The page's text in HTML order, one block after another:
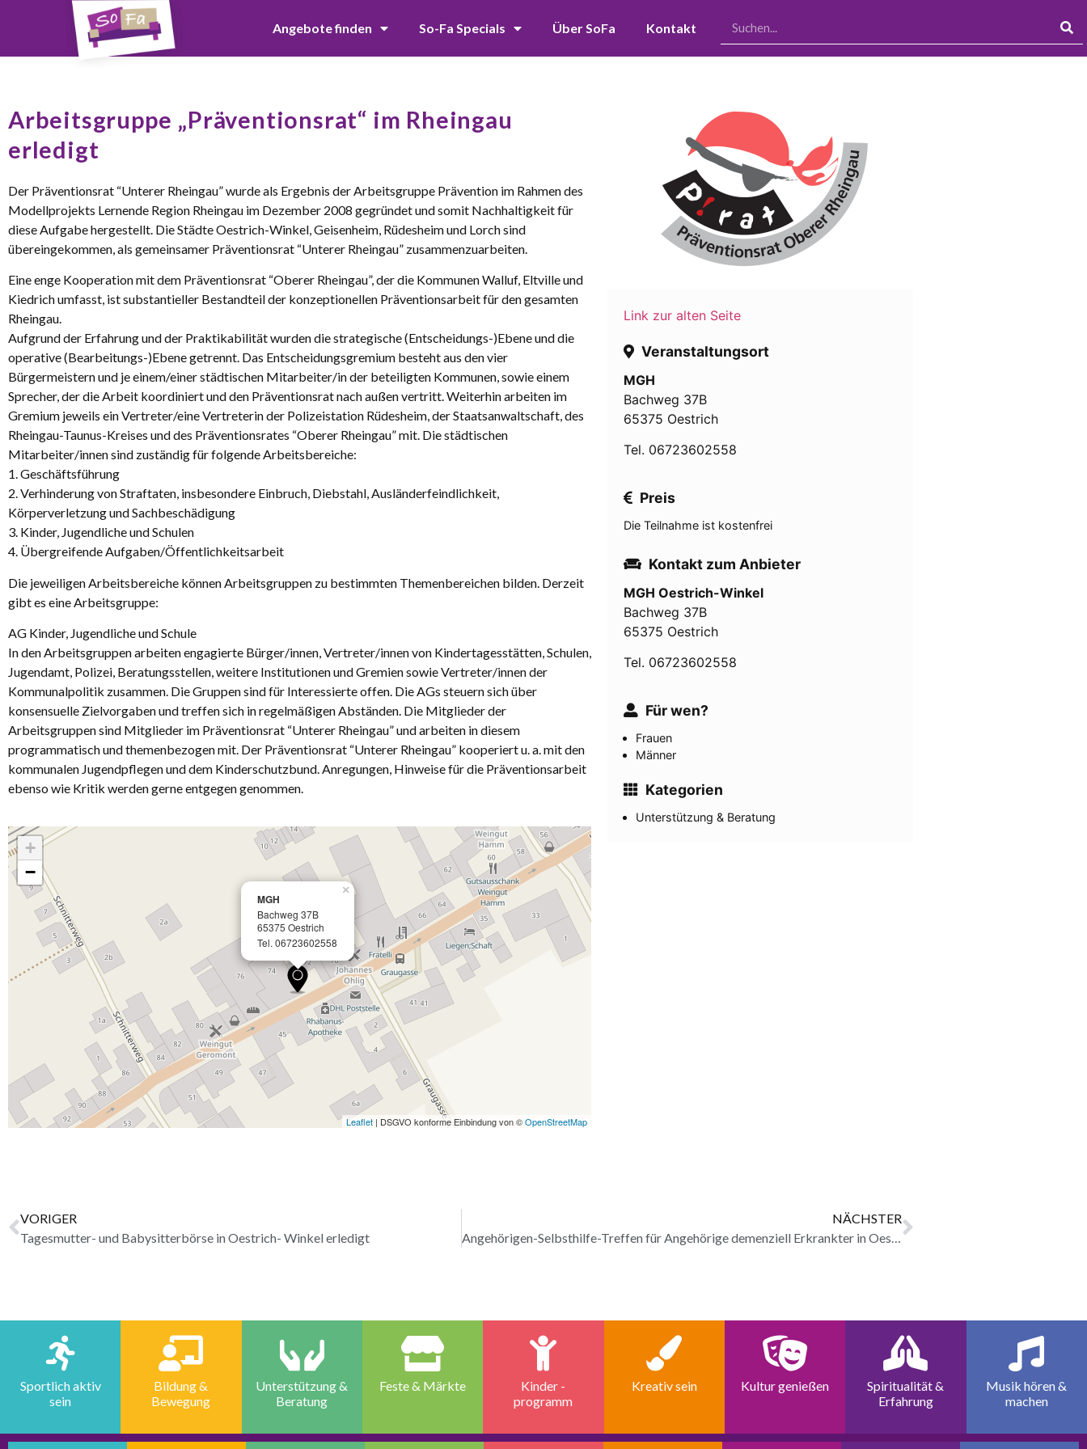
Angebote finden So-Fa Specials Über SoFa Kontakt
Arbeitsgruppe „Präventionsrat“ im Rheingau
erledigt
Der Präventionsrat “Unterer Rheingau” wurde als Ergebnis der Arbeitsgruppe Prävention im Rahmen des
Modellprojekts Lernende Region Rheingau im Dezember 2008 gegründet und somit Nachhaltigkeit für
diese Aufgabe hergestellt. Die Städte Oestrich-Winkel, Geisenheim, Rüdesheim und Lorch sind
übereingekommen, als gemeinsamer Präventionsrat “Unterer Rheingau” zusammenzuarbeiten.
Eine enge Kooperation mit dem Präventionsrat “Oberer Rheingau”, der die Kommunen Walluf, Eltville und
Kiedrich umfasst, ist substantieller Bestandteil der konzeptionellen Präventionsarbeit für den gesamten
Rheingau.
Aufgrund der Erfahrung und der Praktikabilität wurden die strategische (Entscheidungs-)Ebene und die
operative (Bearbeitungs-)Ebene getrennt. Das Entscheidungsgremium besteht aus den vier
Bürgermeistern und je einem/einer städtischen Mitarbeiter/in der beteiligten Kommunen, sowie einem
Sprecher, der die Arbeit koordiniert und den Präventionsrat nach außen vertritt. Weiterhin arbeiten im
Gremium jeweils ein Vertreter/eine Vertreterin der Polizeistation Rüdesheim, der Staatsanwaltschaft, des
Rheingau-Taunus-Kreises und des Präventionsrates “Oberer Rheingau” mit. Die städtischen
Mitarbeiter/innen sind zuständig für folgende Arbeitsbereiche:
1. Geschäftsführung
2. Verhinderung von Straftaten, insbesondere Einbruch, Diebstahl, Ausländerfeindlichkeit,
Körperverletzung und Sachbeschädigung
3. Kinder, Jugendliche und Schulen
4. Übergreifende Aufgaben/Öffentlichkeitsarbeit
Die jeweiligen Arbeitsbereiche können Arbeitsgruppen zu bestimmten Themenbereichen bilden. Derzeit
gibt es eine Arbeitsgruppe:
AG Kinder, Jugendliche und Schule
In den Arbeitsgruppen arbeiten engagierte Bürger/innen, Vertreter/innen von Kindertagesstätten, Schulen,
Jugendamt, Polizei, Beratungsstellen, weitere Institutionen und Gremien sowie Vertreter/innen der
Kommunalpolitik zusammen. Die Gruppen sind für Interessierte offen. Die AGs steuern sich über
konsensuelle Zielvorgaben und treffen sich in regelmäßigen Abständen. Die Mitglieder der
Arbeitsgruppen sind Mitglieder im Präventionsrat “Unterer Rheingau” und arbeiten in diesem
programmatisch und themenbezogen mit. Der Präventionsrat “Unterer Rheingau” kooperiert u. a. mit den
kommunalen Jugendpflegen und dem Kinderschutzbund. Anregungen, Hinweise für die Präventionsarbeit
ebenso wie Kritik werden gerne entgegen genommen.
MGH
Bachweg 37B
65375 Oestrich
Tel. 06723602558
×
+
−
Leaflet| DSGVO konforme Einbindung von ©OpenStreetMap
Link zur alten Seite
Veranstaltungsort
MGH
Bachweg 37B
65375 Oestrich
Tel. 06723602558
Preis
Die Teilnahme ist kostenfrei
Kontakt zum Anbieter
MGH Oestrich-Winkel
Bachweg 37B
65375 Oestrich
Tel. 06723602558
Für wen?
Frauen
Männer
Kategorien
Unterstützung & Beratung
VORIGER
Tagesmutter- und Babysitterbörse in Oestrich- Winkel erledigt
NÄCHSTER
Sportlich aktiv
sein
Bildung &
Bewegung
Unterstützung &
Beratung
Feste & Märkte
Kinder -
programm
Kreativ sein Kultur genießen
Spiritualität &
Erfahrung
Musik hören &
machen